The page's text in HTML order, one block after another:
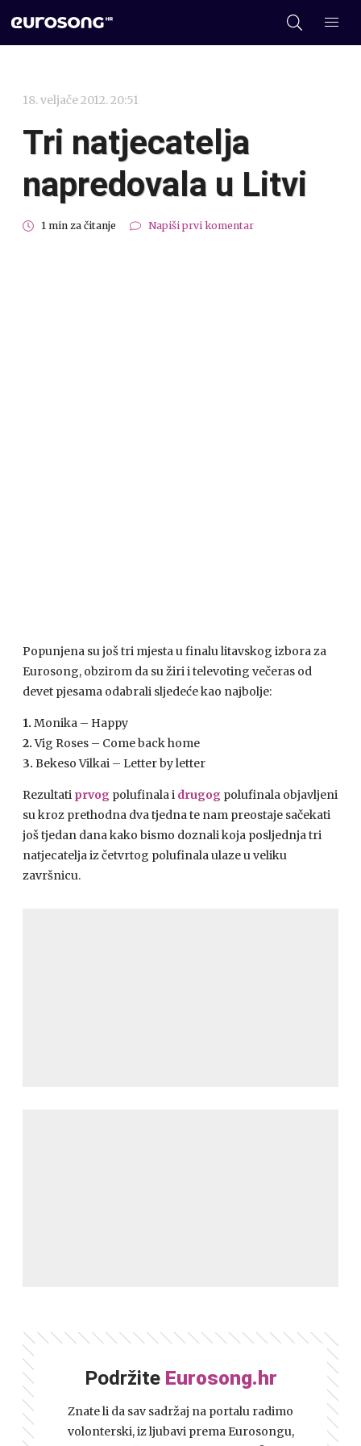
18. veljače 2012. 20:51
Tri natjecatelja
napredovala u Litvi
1 min za čitanje Napiši prvi komentar
Popunjena su još tri mjesta u finalu litavskog izbora za
Eurosong, obzirom da su žiri i televoting večeras od
devet pjesama odabrali sljedeće kao najbolje:
1. Monika – Happy
2.Vig Roses – Come back home
3. Bekeso Vilkai – Letter by letter
Rezultati prvog polufinala i drugog polufinala objavljeni
su kroz prethodna dva tjedna te nam preostaje sačekati
još tjedan dana kako bismo doznali koja posljednja tri
natjecatelja iz četvrtog polufinala ulaze u veliku
završnicu.
Podržite Eurosong.hr
Znate li da sav sadržaj na portalu radimo
volonterski, iz ljubavi prema Eurosongu,